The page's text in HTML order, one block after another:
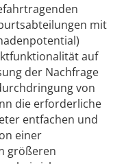
mit
auf
der Nachfrage
von
die erforderliche
entfachen und
einer
größeren